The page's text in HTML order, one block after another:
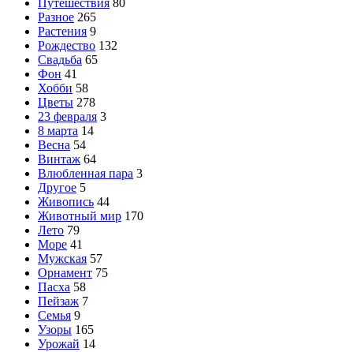
Путешествия 80
Разное 265
Растения 9
Рождество 132
Свадьба 65
Фон 41
Хобби 58
Цветы 278
23 февраля 3
8 марта 14
Весна 54
Винтаж 64
Влюбленная пара 3
Другое 5
Живопись 44
Животный мир 170
Лето 79
Море 41
Мужская 57
Орнамент 75
Пасха 58
Пейзаж 7
Семья 9
Узоры 165
Урожай 14